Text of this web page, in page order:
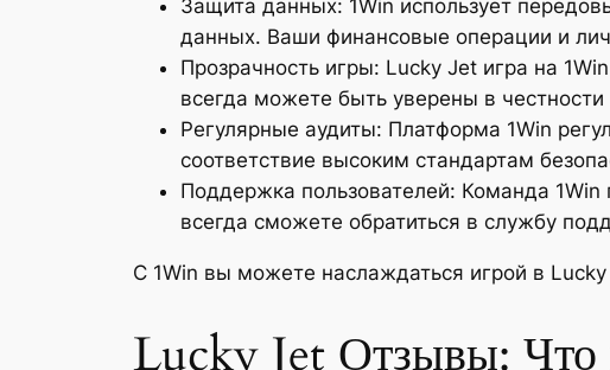
Защита данных: 1Win использует
данных. Ваши финансовые операции и
Прозрачность игры: Lucky Jet игра на
всегда можете быть уверены в честности
Регулярные аудиты: Платформа 1Win
соответствие высоким стандартам
Поддержка пользователей: Команда
всегда сможете обратиться в службу
С 1Win вы можете наслаждаться игрой в
Lucky Jet Отзывы: Что